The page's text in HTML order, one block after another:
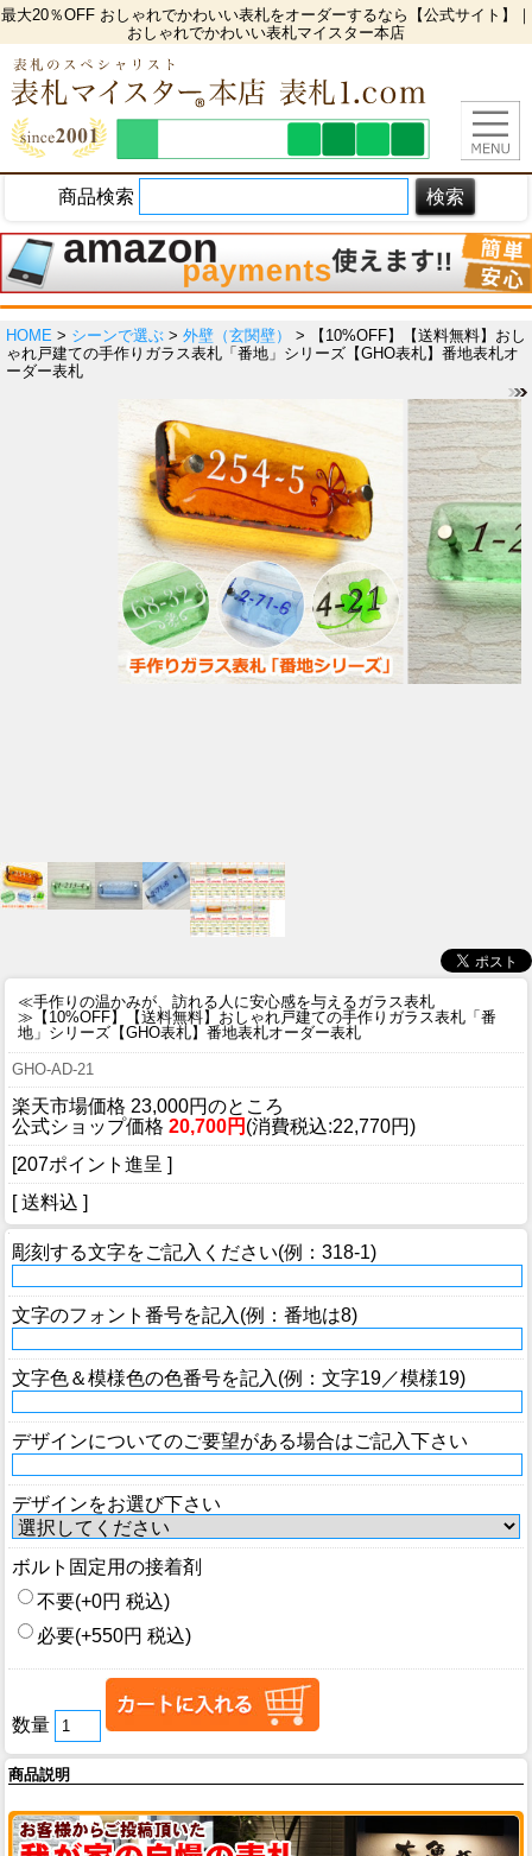
最大20％OFF おしゃれでかわいい表札をオーダーするなら【公式サイト】｜
おしゃれでかわいい表札マイスター本店
商品検索
HOME > シーンで選ぶ > 外壁（玄関壁）
> 【10%OFF】【送料無料】おし
ゃれ戸建ての手作りガラス表札「番地」シリーズ【GHO表札】番地表札オ
ーダー表札
≪手作りの温かみが、訪れる人に安心感を与えるガラス表札
≫ 【10%OFF】【送料無料】おしゃれ戸建ての手作りガラス表札「番
地」シリーズ【GHO表札】番地表札オーダー表札
GHO-AD-21
楽天市場価格 23,000円のところ
公式ショップ価格 20,700円 (消費税込:22,770円)
[207ポイント進呈 ]
[ 送料込 ]
彫刻する文字をご記入ください(例：318-1)
文字のフォント番号を記入(例：番地は8)
文字色＆模様色の色番号を記入(例：文字19／模様19)
デザインについてのご要望がある場合はご記入下さい
デザインをお選び下さい
ボルト固定用の接着剤
不要(+0円 税込)
必要(+550円 税込)
数量
商品説明